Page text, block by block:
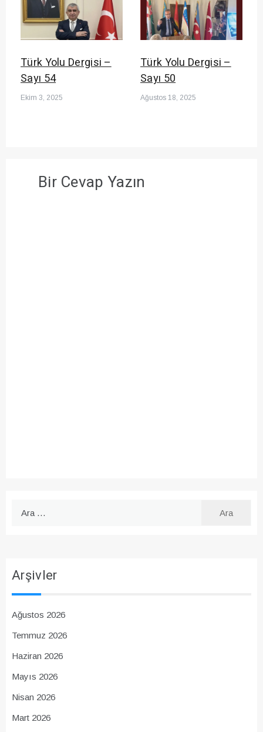
Türk Yolu Dergisi –
Sayı 54
Ekim 3, 2025
Türk Yolu Dergisi –
Sayı 50
Ağustos 18, 2025
Bir Cevap Yazın
Arşivler
Ağustos 2026
Temmuz 2026
Haziran 2026
Mayıs 2026
Nisan 2026
Mart 2026